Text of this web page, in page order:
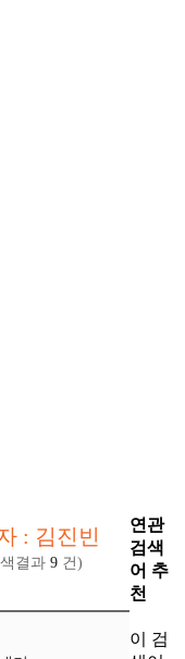
: 김진빈
결과 9 건)
연관
검색
어 추
천
이 검